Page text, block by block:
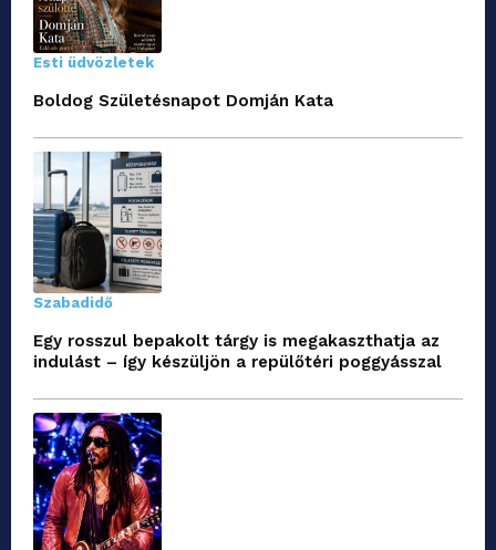
Esti üdvözletek
Boldog Születésnapot Domján Kata
Szabadidő
Egy rosszul bepakolt tárgy is megakaszthatja az
indulást – így készüljön a repülőtéri poggyásszal